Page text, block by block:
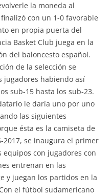
la moneda al
con un 1-0 favorable
en propia puerta del
Basket Club juega en la
del baloncesto español.
de la selección se
jugadores habiendo así
sub-15 hasta los sub-23.
le daría uno por uno
las siguientes
ésta es la camiseta de
2017, se inaugura el primer
con jugadores con
entrenan en las
y juegan los partidos en la
el fútbol sudamericano